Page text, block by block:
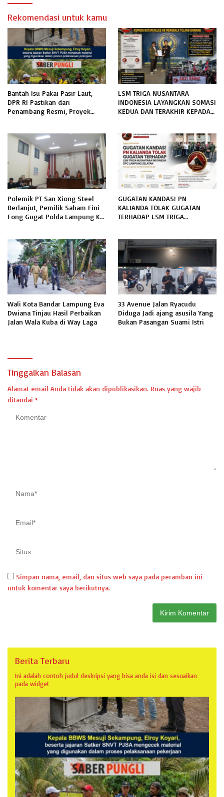
Rekomendasi untuk kamu
Bantah Isu Pakai Pasir Laut,
DPR RI Pastikan dari
Penambang Resmi, Proyek
LSM TRIGA NUSANTARA
INDONESIA LAYANGKAN SOMASI
KEDUA DAN TERAKHIR KEPADA
INFORMASI PUBLIK
Polemik PT San Xiong Steel
Berlanjut, Pemilik Saham Fini
Fong Gugat Polda Lampung Ke
GUGATAN KANDAS! PN
KALIANDA TOLAK GUGATAN
TERHADAP LSM TRIGA
Wali Kota Bandar Lampung Eva
Dwiana Tinjau Hasil Perbaikan
Jalan Wala Kuba di Way Laga
33 Avenue Jalan Ryacudu
Diduga Jadi ajang asusila Yang
Bukan Pasangan Suami Istri
Tinggalkan Balasan
Alamat email Anda tidak akan dipublikasikan. Ruas yang wajib
ditandai *
Simpan nama, email, dan situs web saya pada peramban ini
untuk komentar saya berikutnya.
Berita Terbaru
Ini adalah contoh judul deskripsi yang bisa anda isi dan sesuaikan
pada widget